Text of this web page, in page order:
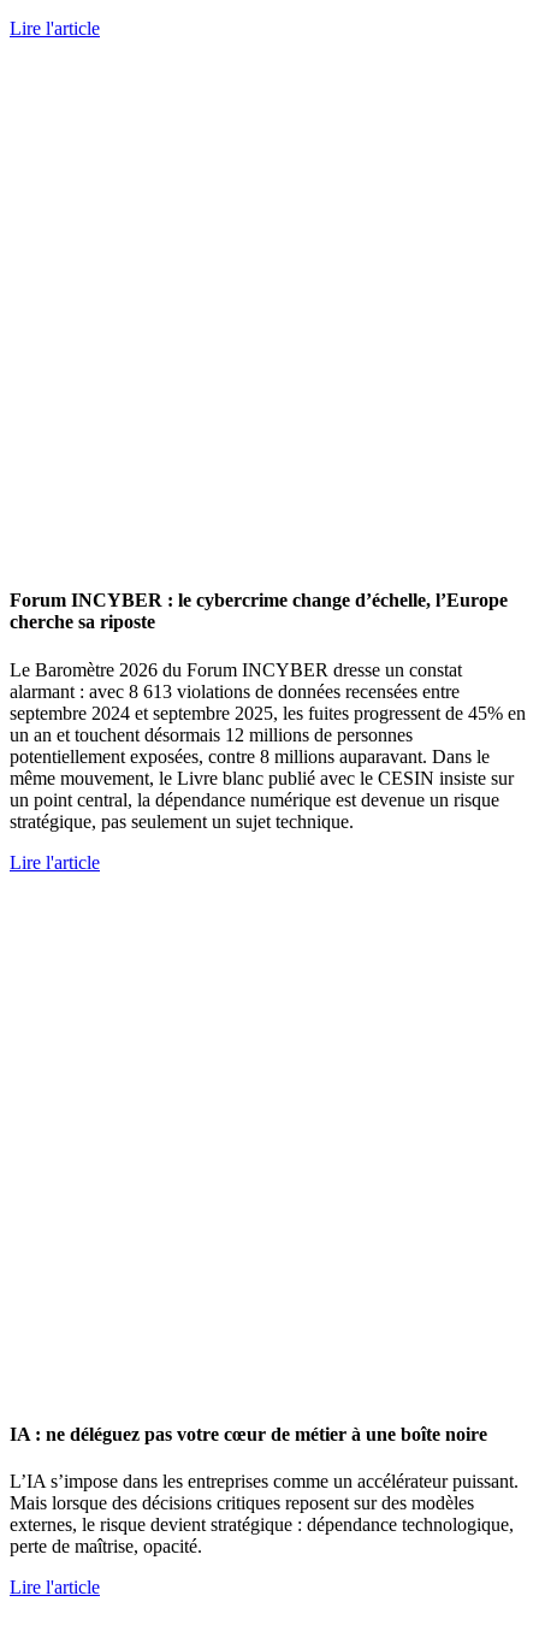
Lire l'article
Forum INCYBER : le cybercrime change d’échelle, l’Europe
cherche sa riposte
Le Baromètre 2026 du Forum INCYBER dresse un constat
alarmant : avec 8 613 violations de données recensées entre
septembre 2024 et septembre 2025, les fuites progressent de 45% en
un an et touchent désormais 12 millions de personnes
potentiellement exposées, contre 8 millions auparavant. Dans le
même mouvement, le Livre blanc publié avec le CESIN insiste sur
un point central, la dépendance numérique est devenue un risque
stratégique, pas seulement un sujet technique.
Lire l'article
IA : ne déléguez pas votre cœur de métier à une boîte noire
L’IA s’impose dans les entreprises comme un accélérateur puissant.
Mais lorsque des décisions critiques reposent sur des modèles
externes, le risque devient stratégique : dépendance technologique,
perte de maîtrise, opacité.
Lire l'article